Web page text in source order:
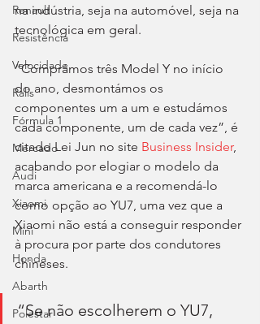
Renault
Resistência
Velocidade
Ralis
Fórmula 1
Mercado
Audi
Xiaomi
Mini
Honda
Abarth
Polestar
na indústria, seja na automóvel, seja na
tecnológica em geral.
“Comprámos três Model Y no início
do ano, desmontámos os
componentes um a um e estudámos
cada componente, um de cada vez”, é
citado Lei Jun no site Business Insider,
acabando por elogiar o modelo da
marca americana e a recomendá-lo
como opção ao YU7, uma vez que a
Xiaomi não está a conseguir responder
à procura por parte dos condutores
chineses.
“Se não escolherem o YU7,